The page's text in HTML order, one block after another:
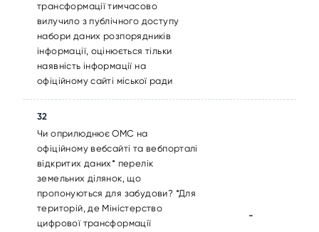
трансформації тимчасово
вилучило з публічного доступу
набори даних розпорядників
інформації, оцінюється тільки
наявність інформації на
офіційному сайті міської ради
32
Чи оприлюднює ОМС на
офіційному вебсайті та вебпорталі
відкритих даних* перелік
земельних ділянок, що
пропонуються для забудови? *Для
територій, де Міністерство
цифрової трансформації
-